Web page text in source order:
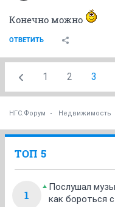
Конечно можно
ОТВЕТИТЬ
1 2 3
НГС.Форум Недвижимость
ТОП 5
1
Послушал
как бороться